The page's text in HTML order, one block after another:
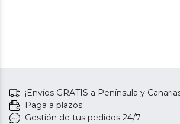
¡Envíos GRATIS a Península y
Paga a plazos
Gestión de tus pedidos 24/7